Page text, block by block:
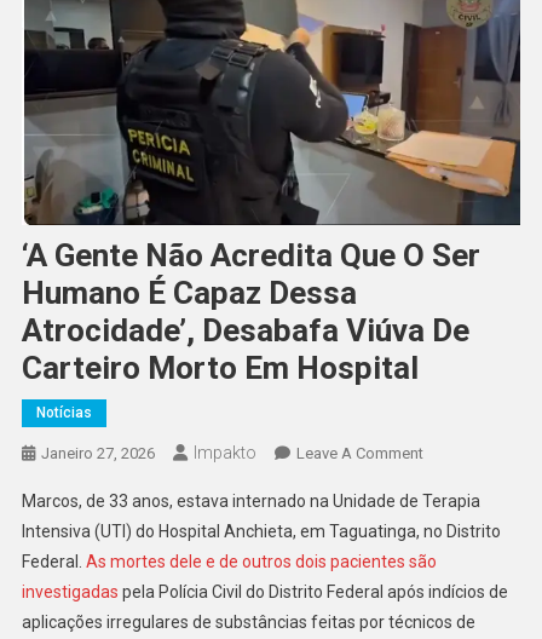
‘A Gente Não Acredita Que O Ser
Humano É Capaz Dessa
Atrocidade’, Desabafa Viúva De
Carteiro Morto Em Hospital
Notícias
Janeiro 27, 2026 Impakto Leave A CommentOn
Gente
Não
Acredita
Que
O
Marcos, de 33 anos, estava internado na Unidade de Terapia
Intensiva (UTI) do Hospital Anchieta, em Taguatinga, no Distrito
Federal. As mortes dele e de outros dois pacientes são
investigadas pela Polícia Civil do Distrito Federal após indícios de
aplicações irregulares de substâncias feitas por técnicos de